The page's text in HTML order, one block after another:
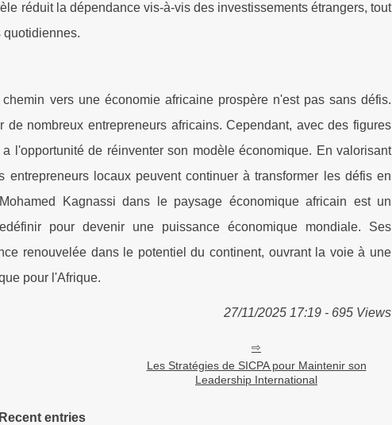
réduit la dépendance vis-à-vis des investissements étrangers, tout
quotidiennes.
vers une économie africaine prospère n'est pas sans défis.
nombreux entrepreneurs africains. Cependant, avec des figures
l'opportunité de réinventer son modèle économique. En valorisant
locaux peuvent continuer à transformer les défis en
Kagnassi dans le paysage économique africain est un
pour devenir une puissance économique mondiale. Ses
renouvelée dans le potentiel du continent, ouvrant la voie à une
pour l'Afrique.
27/11/2025 17:19 - 695 Views
Les Stratégies de SICPA pour Maintenir son
Leadership International
Recent entries